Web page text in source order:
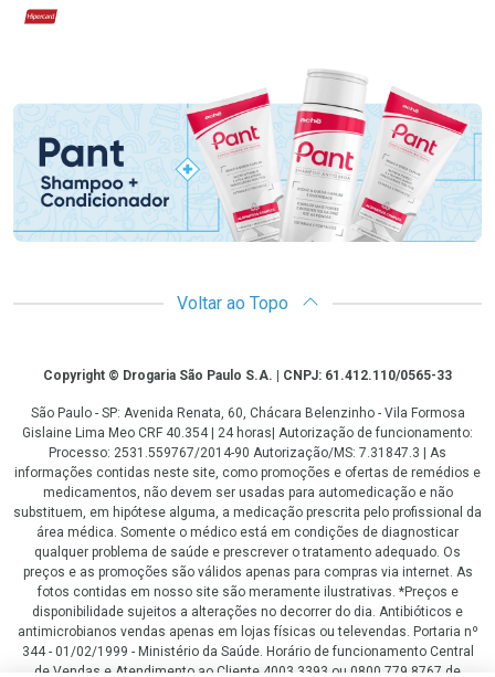
Hipercard
Promoção em Destaque
Voltar ao Topo
CopyrightCopyright © Drogaria São Paulo S.A. | CNPJ: 61.412.110/0565-33
São Paulo - SP: Avenida Renata, 60, Chácara Belenzinho - Vila Formosa
Gislaine Lima Meo CRF 40.354 | 24 horas| Autorização de funcionamento:
Processo: 2531.559767/2014-90 Autorização/MS: 7.31847.3 | As
informações contidas neste site, como promoções e ofertas de remédios e
medicamentos, não devem ser usadas para automedicação e não
substituem, em hipótese alguma, a medicação prescrita pelo profissional da
área médica. Somente o médico está em condições de diagnosticar
qualquer problema de saúde e prescrever o tratamento adequado. Os
preços e as promoções são válidos apenas para compras via internet. As
fotos contidas em nosso site são meramente ilustrativas. *Preços e
disponibilidade sujeitos a alterações no decorrer do dia. Antibióticos e
antimicrobianos vendas apenas em lojas físicas ou televendas. Portaria nº
344 - 01/02/1999 - Ministério da Saúde. Horário de funcionamento Central
de Vendas e Atendimento ao Cliente 4003 3393 ou 0800 779 8767 de